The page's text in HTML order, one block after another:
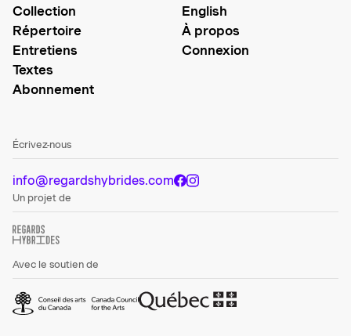
Collection
Répertoire
Entretiens
Textes
Abonnement
English
À propos
Connexion
Écrivez-nous
info@regardshybrides.com
Un projet de
Avec le soutien de